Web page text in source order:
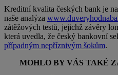
Kreditní kvalita českých bank je
naše analýza
zátěžových testů, jejichž závěry
která uvedla, že český bankovní
případným nepříznivým šokům.
MOHLO BY VÁS TAKÉ